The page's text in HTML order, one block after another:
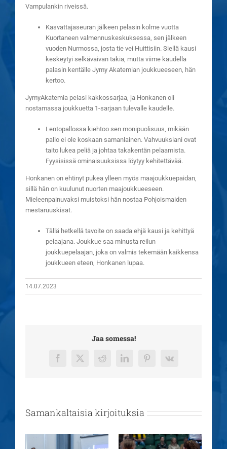
Vampulankin riveissä.
Kasvattajaseuran jälkeen pelasin kolme vuotta
Kuortaneen valmennuskeskuksessa, sen jälkeen
vuoden Nurmossa, josta tie vei Huittisiin. Siellä kausi
keskeytyi selkävaivan takia, mutta viime kaudella
palasin kentälle Jymy Akatemian joukkueeseen, hän
kertoo.
JymyAkatemia pelasi kakkossarjaa, ja Honkanen oli
nostamassa joukkuetta 1-sarjaan tulevalle kaudelle.
Lentopallossa kiehtoo sen monipuolisuus, mikään
pallo ei ole koskaan samanlainen. Vahvuuksiani ovat
taito lukea peliä ja johtaa takakentän pelaamista.
Fyysisissä ominaisuuksissa löytyy kehitettävää.
Honkanen on ehtinyt pukea ylleen myös maajoukkuepaidan,
sillä hän on kuulunut nuorten maajoukkueeseen.
Mieleenpainuvaksi muistoksi hän nostaa Pohjoismaiden
mestaruuskisat.
Tällä hetkellä tavoite on saada ehjä kausi ja kehittyä
pelaajana. Joukkue saa minusta reilun
joukkuepelaajan, joka on valmis tekemään kaikkensa
joukkueen eteen, Honkanen lupaa.
14.07.2023
Jaa somessa!
Facebook
X RedditLinkedInPinterest
Vk
Samankaltaisia kirjoituksia